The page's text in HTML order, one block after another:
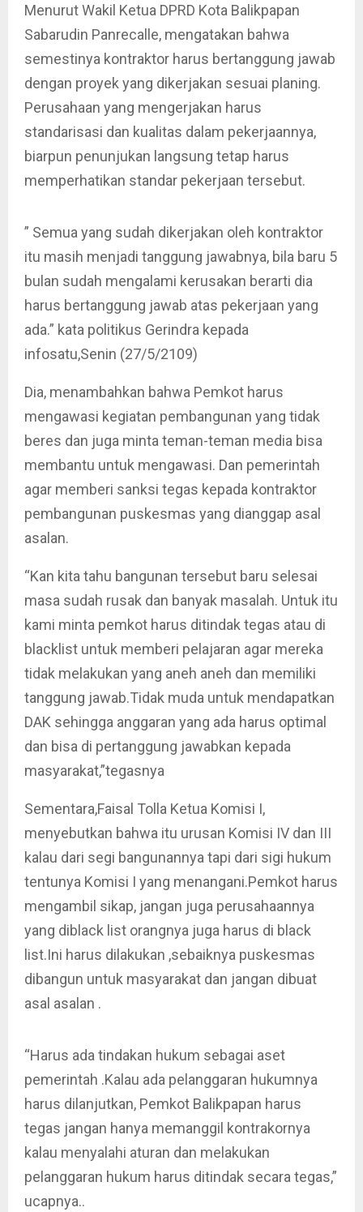
Menurut Wakil Ketua DPRD Kota Balikpapan
Sabarudin Panrecalle, mengatakan bahwa
semestinya kontraktor harus bertanggung jawab
dengan proyek yang dikerjakan sesuai planing.
Perusahaan yang mengerjakan harus
standarisasi dan kualitas dalam pekerjaannya,
biarpun penunjukan langsung tetap harus
memperhatikan standar pekerjaan tersebut.
” Semua yang sudah dikerjakan oleh kontraktor
itu masih menjadi tanggung jawabnya, bila baru 5
bulan sudah mengalami kerusakan berarti dia
harus bertanggung jawab atas pekerjaan yang
ada.” kata politikus Gerindra kepada
infosatu,Senin (27/5/2109)
Dia, menambahkan bahwa Pemkot harus
mengawasi kegiatan pembangunan yang tidak
beres dan juga minta teman-teman media bisa
membantu untuk mengawasi. Dan pemerintah
agar memberi sanksi tegas kepada kontraktor
pembangunan puskesmas yang dianggap asal
asalan.
“Kan kita tahu bangunan tersebut baru selesai
masa sudah rusak dan banyak masalah. Untuk itu
kami minta pemkot harus ditindak tegas atau di
blacklist untuk memberi pelajaran agar mereka
tidak melakukan yang aneh aneh dan memiliki
tanggung jawab.Tidak muda untuk mendapatkan
DAK sehingga anggaran yang ada harus optimal
dan bisa di pertanggung jawabkan kepada
masyarakat,”tegasnya
Sementara,Faisal Tolla Ketua Komisi I,
menyebutkan bahwa itu urusan Komisi IV dan III
kalau dari segi bangunannya tapi dari sigi hukum
tentunya Komisi I yang menangani.Pemkot harus
mengambil sikap, jangan juga perusahaannya
yang diblack list orangnya juga harus di black
list.Ini harus dilakukan ,sebaiknya puskesmas
dibangun untuk masyarakat dan jangan dibuat
asal asalan .
“Harus ada tindakan hukum sebagai aset
pemerintah .Kalau ada pelanggaran hukumnya
harus dilanjutkan, Pemkot Balikpapan harus
tegas jangan hanya memanggil kontrakornya
kalau menyalahi aturan dan melakukan
pelanggaran hukum harus ditindak secara tegas,”
ucapnya..